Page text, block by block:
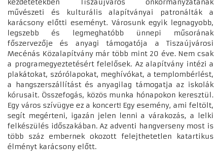
kezdetetekben Tiszaújváros önkormányzatának
művészeti és kulturális alapítványai patronálták a
karácsony előtti eseményt. Városunk egyik legnagyobb,
legszebb és legmeghatóbb ünnepi műsorának
főszervezője és anyagi támogatója a Tiszaújvárosi
Mecénás Közalapítvány már több mint 20 éve. Nem csak
a programegyeztetésért felelősek. Az alapítvány intézi a
plakátokat, szórólapokat, meghívókat, a templombérlést,
a hangszerszállítást és anyagilag támogatja az iskolák
kórusait. Összefogás, közös munka hónapokon keresztül.
Egy város szívügye ez a koncert! Egy esemény, ami feltölt,
segít megérteni, igazán jelen lenni a várakozás, a lelki
felkészülés időszakában. Az adventi hangverseny most is
több száz embernek okozott felejthetetlen katartikus
élményt karácsony előtt.